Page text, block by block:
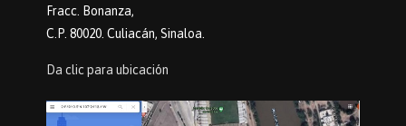
Fracc. Bonanza,
C.P. 80020. Culiacán, Sinaloa.
Da clic para ubicación